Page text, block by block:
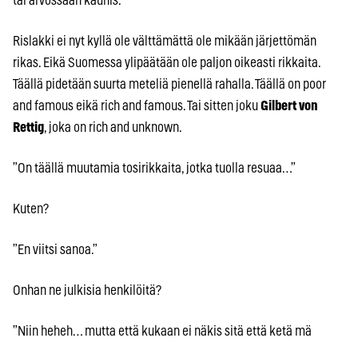
Rislakki ei nyt kyllä ole välttämättä ole mikään järjettömän
rikas. Eikä Suomessa ylipäätään ole paljon oikeasti rikkaita.
Täällä pidetään suurta meteliä pienellä rahalla. Täällä on poor
and famous eikä rich and famous. Tai sitten jokuGilbert von
Rettig, joka on rich and unknown.
”On täällä muutamia tosirikkaita, jotka tuolla resuaa…”
Kuten?
”En viitsi sanoa.”
Onhan ne julkisia henkilöitä?
”Niin heheh… mutta että kukaan ei näkis sitä että ketä mä